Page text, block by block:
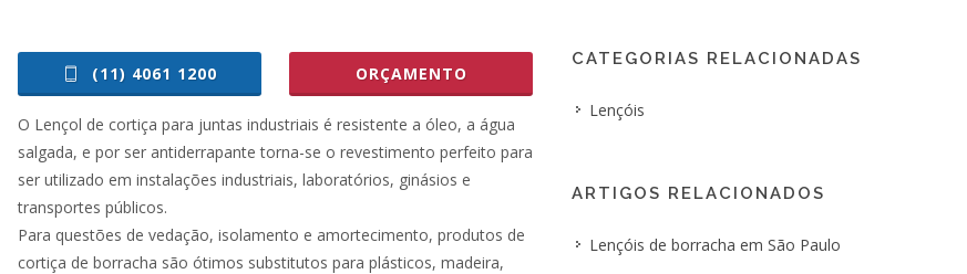
(11) 4061 1200 ORÇAMENTO
O Lençol de cortiça para juntas industriais é resistente a óleo, a água
salgada, e por ser antiderrapante torna-se o revestimento perfeito para
ser utilizado em instalações industriais, laboratórios, ginásios e
transportes públicos.
Para questões de vedação, isolamento e amortecimento, produtos de
cortiça de borracha são ótimos substitutos para plásticos, madeira,
CATEGORIAS RELACIONADAS
Lençóis
ARTIGOS RELACIONADOS
Lençóis de borracha em São Paulo